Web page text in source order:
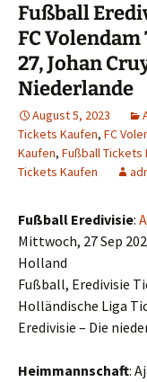
Fußball
FC
27, Johan
Niederlande
August 5, 2023
Tickets Kaufen, FC
Kaufen, Fußball Tickets
Tickets Kaufen
Fußball Eredivisie:
Mittwoch, 27 Sep
Holland
Fußball, Eredivisie
Holländische Liga
Eredivisie – Die
Heimmannschaft: